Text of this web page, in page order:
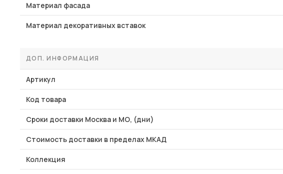
Материал фасада
Материал декоративных вставок
ДОП. ИНФОРМАЦИЯ
Артикул
Код товара
Сроки доставки Москва и МО, (дни)
Стоимость доставки в пределах МКАД
Коллекция